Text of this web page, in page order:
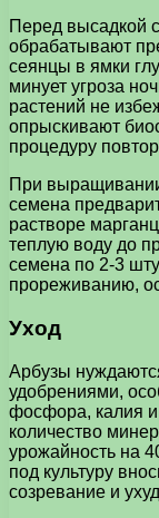
Перед высадкой
обрабатывают
сеянцы в ямки
минует угроза
растений не
опрыскивают
процедуру
При
семена
растворе
теплую воду до
семена по 2-3
прореживанию,
Уход
Арбузы
удобрениями,
фосфора, калия и
количество
урожайность на
под культуру
созревание и